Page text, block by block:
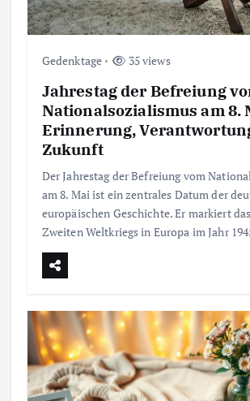
e
t
ä
g
Gedenktage 35 views
Jahrestag der Befreiung
Nationalsozialismus am 8.
Erinnerung,
Zukunft
Der Jahrestag der Befreiung vom
am 8. Mai ist ein zentrales Datum der
europäischen Geschichte. Er markiert
Zweiten Weltkriegs in Europa im Jahr